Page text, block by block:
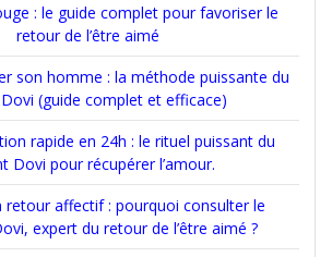
: le guide complet pour favoriser le
retour de l’être aimé
son homme : la méthode puissante du
(guide complet et efficace)
rapide en 24h : le rituel puissant du
Dovi pour récupérer l’amour.
retour affectif : pourquoi consulter le
expert du retour de l’être aimé ?